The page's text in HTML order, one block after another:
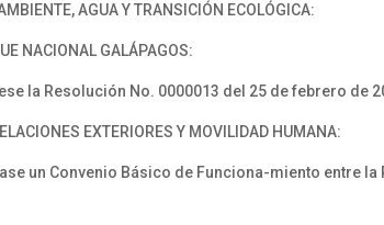
AGUA Y TRANSICIÓN ECOLÓGICA:
NACIONAL GALÁPAGOS:
la Resolución No. 0000013 del 25 de febrero de
EXTERIORES Y MOVILIDAD HUMANA:
un Convenio Básico de Funciona-miento entre